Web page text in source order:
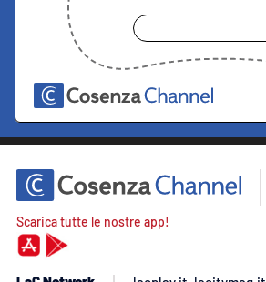
Scarica tutte le nostre app!